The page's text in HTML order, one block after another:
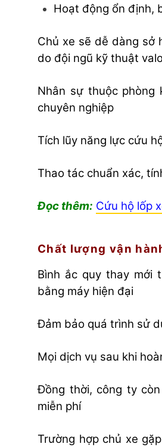
Hoạt động ổn định,
Chủ xe sẽ dễ dàng sở
do đội ngũ kỹ thuật
Nhân sự thuộc
chuyên nghiệp
Tích lũy năng lực cứu
Thao tác chuẩn xác,
Đọc thêm: Cứu hộ lốp
Chất lượng vận
Bình ắc quy thay mới
bằng máy hiện đại
Đảm bảo quá trình sử
Mọi dịch vụ sau khi
Đồng thời, công ty
miễn phí
Trường hợp chủ xe